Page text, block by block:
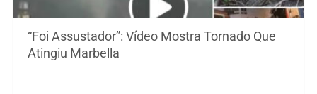
“Foi Assustador”: Vídeo Mostra Tornado Que
Atingiu Marbella